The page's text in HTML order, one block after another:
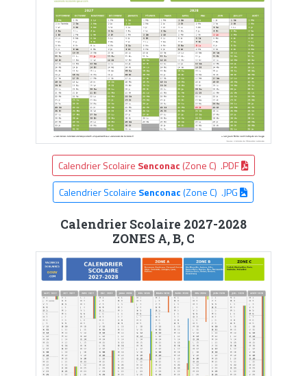
Calendrier Scolaire Senconac (Zone C) .PDF
Calendrier Scolaire Senconac(Zone C) .JPG
Calendrier Scolaire 2027-2028
ZONES A, B, C